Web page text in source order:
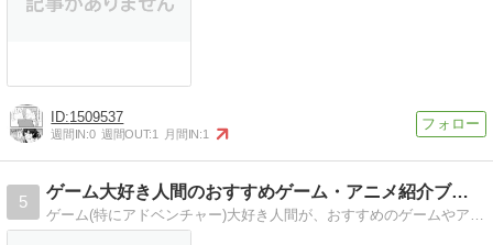
1509537
週間IN:0 週間OUT:1 月間IN:1
5
ゲーム大好き人間のおすすめゲーム・アニメ紹介ブログ
ゲーム(特にアドベンチャー)大好き人間が、おすすめのゲームやアニメ、その内容や情報などを紹介するブログ。